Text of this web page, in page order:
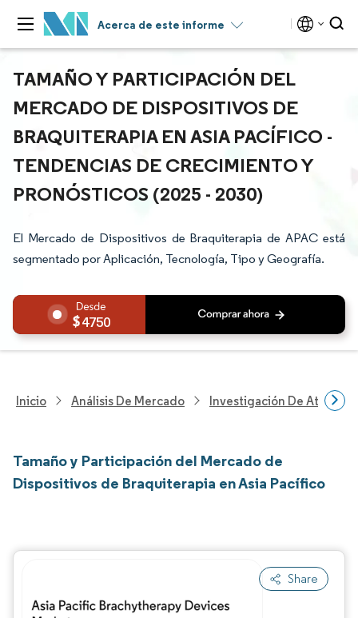
Acerca de este informe
TAMAÑO Y PARTICIPACIÓN DEL
MERCADO DE DISPOSITIVOS DE
BRAQUITERAPIA EN ASIA PACÍFICO -
TENDENCIAS DE CRECIMIENTO Y
PRONÓSTICOS (2025 - 2030)
El Mercado de Dispositivos de Braquiterapia de APAC está
segmentado por Aplicación, Tecnología, Tipo y Geografía.
4750
Inicio Análisis De Mercado Investigación De
Tamaño y Participación del Mercado de
Dispositivos de Braquiterapia en Asia Pacífico
Share